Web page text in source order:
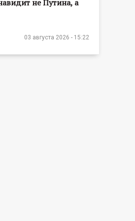
не Путина, а
03 августа 2026 - 15:22